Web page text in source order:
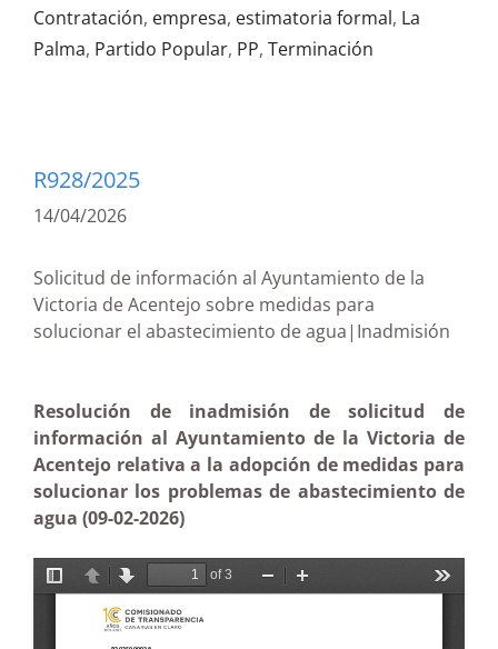
Contratación, empresa, estimatoria formal, La
Palma, Partido Popular, PP, Terminación
R928/2025
14/04/2026
Solicitud de información al Ayuntamiento de la
Victoria de Acentejo sobre medidas para
solucionar el abastecimiento de agua|Inadmisión
Resolución de inadmisión de solicitud de
información al Ayuntamiento de la Victoria de
Acentejo relativa a la adopción de medidas para
solucionar los problemas de abastecimiento de
agua (09-02-2026)